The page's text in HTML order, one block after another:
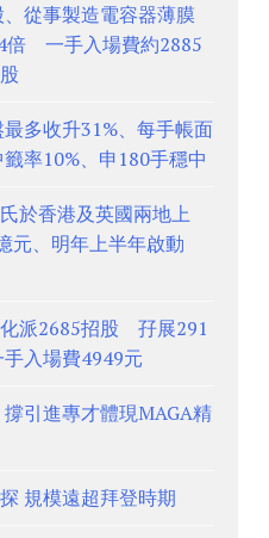
從事製造電容器薄膜
倍 一手入場費約2885
多收升31%、每手帳面
率10%、申180手穩中
於香港及英國兩地上
、明年上半年啟動
化派2685招股 孖展291
入場費4949元
引進專才體現MAGA精
規模遠超拜登時期